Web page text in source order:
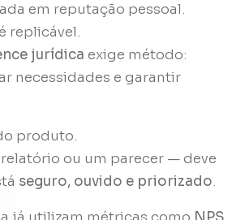
em reputação pessoal.
replicável.
jurídica exige método:
necessidades e garantir
produto.
ou um parecer — deve
seguro, ouvido e priorizado.